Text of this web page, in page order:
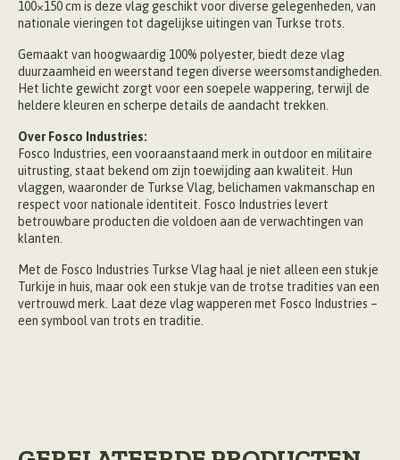
100×150 cm is deze vlag geschikt voor diverse gelegenheden, van
nationale vieringen tot dagelijkse uitingen van Turkse trots.
Gemaakt van hoogwaardig 100% polyester, biedt deze vlag
duurzaamheid en weerstand tegen diverse weersomstandigheden.
Het lichte gewicht zorgt voor een soepele wappering, terwijl de
heldere kleuren en scherpe details de aandacht trekken.
Over Fosco Industries:
Fosco Industries, een vooraanstaand merk in outdoor en militaire
uitrusting, staat bekend om zijn toewijding aan kwaliteit. Hun
vlaggen, waaronder de Turkse Vlag, belichamen vakmanschap en
respect voor nationale identiteit. Fosco Industries levert
betrouwbare producten die voldoen aan de verwachtingen van
klanten.
Met de Fosco Industries Turkse Vlag haal je niet alleen een stukje
Turkije in huis, maar ook een stukje van de trotse tradities van een
vertrouwd merk. Laat deze vlag wapperen met Fosco Industries –
een symbool van trots en traditie.